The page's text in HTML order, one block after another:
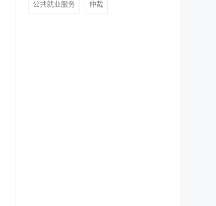
公共就业服务 仲裁